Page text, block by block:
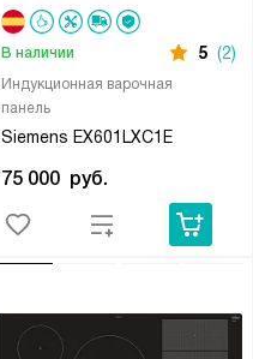
Индукционная варочная
панель
Siemens EX601LXC1E
В наличии 5 (2)
75 000 руб.